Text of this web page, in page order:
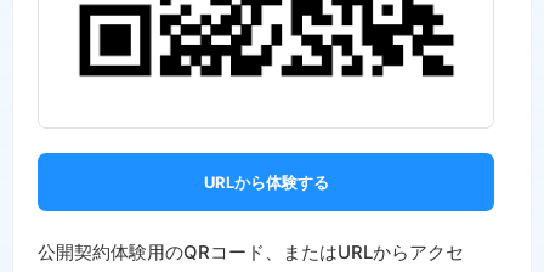
URLから体験する
公開契約体験用のQRコード、またはURLからアクセ